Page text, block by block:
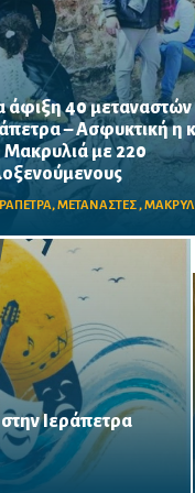
άφιξη 40 μεταναστών
– Ασφυκτική η
Μακρυλιά με 220
,ΜΕΤΑΝΑΣΤΕΣ,
αφίξεις σε λιγότερο
την πίεση στο παλιό
ενώ ακόμη 40 άτομα
νοτιοανατολικά της
Ιεράπετρα
κρητικά γλέντια
τις κοινότητες, στο